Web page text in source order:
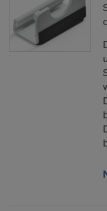
SIND SIE MIT
VON COOKIES
DIE USA